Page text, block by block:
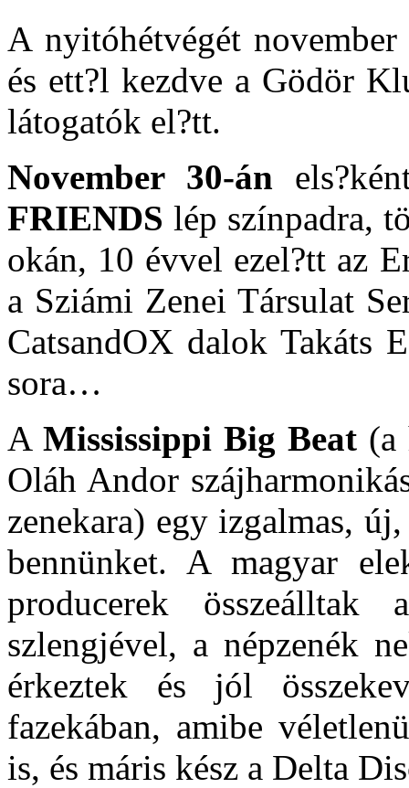
A nyitóhétvégét
és ett?l kezdve a Gödör
látogatók el?tt.
November 30-án
FRIENDS lép színpadra,
okán, 10 évvel ezel?tt az
a Sziámi Zenei Társulat
CatsandOX dalok Takáts
sora…
A Mississippi Big Beat (a
Oláh Andor
zenekara) egy izgalmas,
bennünket. A magyar
producerek
szlengjével, a népzenék
érkeztek és jól
fazekában, amibe
is, és máris kész a Delta